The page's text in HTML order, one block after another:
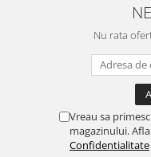
Masini de legat,
Protocol si HORECA
Apa si bauturi
Cafea, ceai, zahar, lapte
Casa si bucatarie
Nu rata
Vreau sa
magazinului.
Confidentialitate